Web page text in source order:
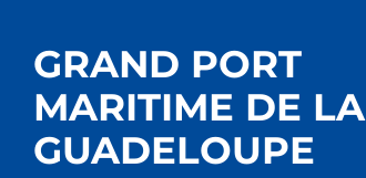
GRAND PORT
MARITIME DE LA
GUADELOUPE